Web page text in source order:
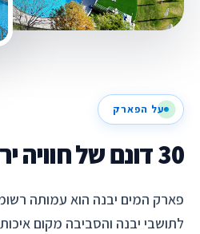
על הפארק
30 דונם של חוויה ירוקה
פארק המים יבנה הוא עמותה
לתושבי יבנה והסביבה מקום